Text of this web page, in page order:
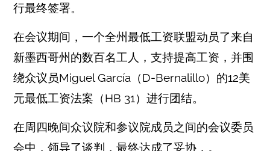
行最终签署。
在会议期间，一个全州最低工资联盟动员了来自
新墨西哥州的数百名工人，支持提高工资，并围
绕众议员Miguel García（D-Bernalillo）的12美
元最低工资法案（HB 31）进行团结。
在周四晚间众议院和参议院成员之间的会议委员
会中，领导了谈判，最终达成了妥协，。